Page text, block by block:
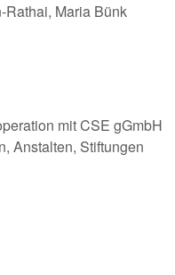
Rathai, Maria Bünk
mit CSE gGmbH
Anstalten, Stiftungen